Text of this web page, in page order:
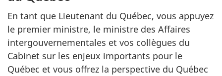
En tant que Lieutenant du Québec, vous appuyez
le premier ministre, le ministre des Affaires
intergouvernementales et vos collègues du
Cabinet sur les enjeux importants pour le
Québec et vous offrez la perspective du Québec